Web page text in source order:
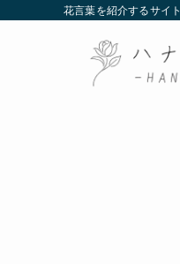
花言葉を紹介するサイト